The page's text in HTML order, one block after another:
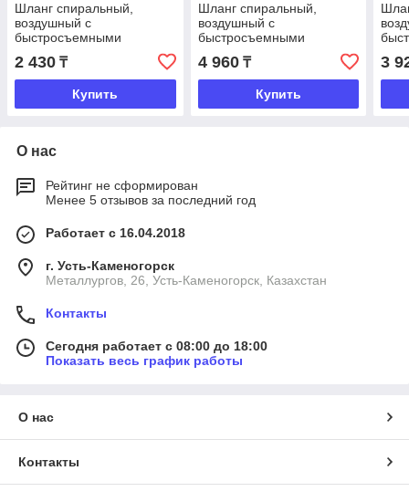
Шланг спиральный,
воздушный с
быстросъемными
соединениями, ⌀ 5мм.
7.5м. 18бар, TOTAL
TOOLS
2 430 ₸
Купить
Шланг спиральный,
воздушный с
быстросъемными
соединениями, ⌀ 5мм.
15м. 18бар, TOTAL
TOOLS
4 960₸
Купить
3
О нас
Рейтинг не сформирован
Менее 5 отзывов за последний год
Работает с 16.04.2018
г. Усть-Каменогорск
Металлургов, 26, Усть-Каменогорск, Казахстан
Контакты
Сегодня работает с 08:00 до 18:00
Показать весь график работы
О нас
Контакты